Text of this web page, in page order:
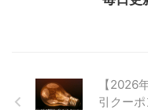
【2026
引クー